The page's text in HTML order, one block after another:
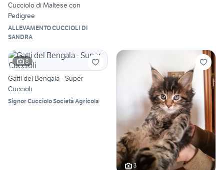
Cucciolo di Maltese con
Pedigree
ALLEVAMENTO CUCCIOLI DI
SANDRA
8
Gatti del Bengala - Super
Cuccioli
Signor Cucciolo Società Agricola
3